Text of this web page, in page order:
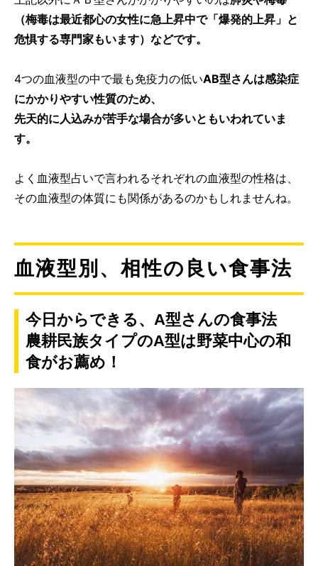
（梅毒は最近都心の女性に急上昇中で「爆発的上昇」と
危惧する専門家もいます）などです。
4つの血液型の中で最も免疫力の低いAB型さんは感染症
にかかりやすい性質のため、
先天的に人込みが苦手な場合が多いともいわれていま
す。
よく血液型占いで言われるそれぞれの血液型の性格は、
その血液型の体質にも関係があるのかもしれませんね。
血液型別、相性の良い食事法
今日からできる、A型さんの食事法
農耕民族タイプのA型は野菜中心の和
食がお薦め！